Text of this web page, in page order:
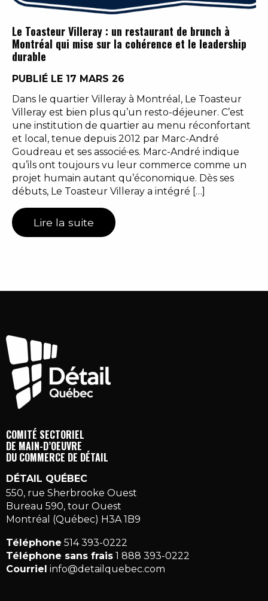
Le Toasteur Villeray : un restaurant de brunch à
Montréal qui mise sur la cohérence et le leadership
durable
PUBLIÉ LE 17 MARS 26
Dans le quartier Villeray à Montréal, Le Toasteur
Villeray est bien plus qu’un resto-déjeuner. C’est
une institution de quartier au menu réconfortant
et local, tenue depuis 2012 par Marc-André
Goudreau et ses associé·es. Marc-André indique
qu’ils ont toujours vu leur commerce comme un
projet humain autant qu’économique. Dès ses
débuts, Le Toasteur Villeray a intégré […]
Lire la suite
COMITÉ SECTORIEL
DE MAIN-D’OEUVRE
DU COMMERCE DE DÉTAIL
DÉTAIL QUÉBEC
550, rue Sherbrooke Ouest
Bureau 590, tour Ouest
Montréal (Québec) H3A 1B9
Téléphone 514 393-0222
Téléphone sans frais 1 888 393-0222
Courriel info@detailquebec.com